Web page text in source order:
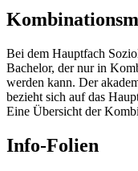
Bei dem Hauptfach
Bachelor, der nur in
werden kann. Der
bezieht sich auf das
Eine Übersicht der
Info-Folien